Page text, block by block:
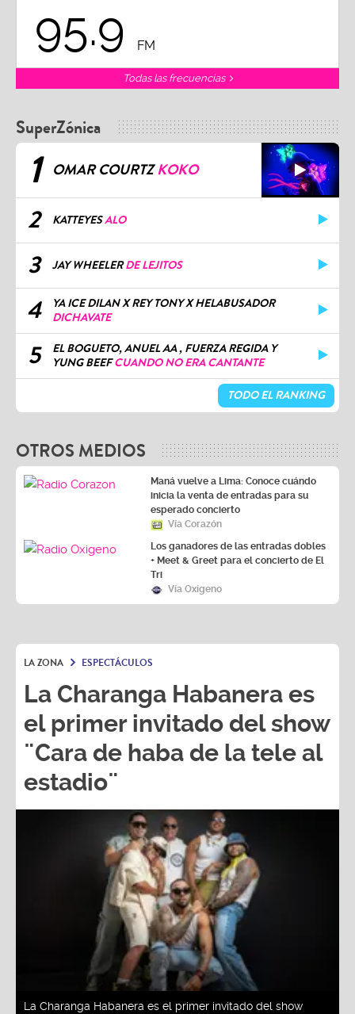
95.9 FM
Todas las frecuencias
SuperZónica
1 OMAR COURTZKOKO
2 KATTEYESALO
3 JAY WHEELERDE LEJITOS
4
YA ICE DILAN X REY TONY X HELABUSADOR
DICHAVATE
5
EL BOGUETO, ANUEL AA , FUERZA REGIDA Y
YUNG BEEFCUANDO NO ERA CANTANTE
TODO EL RANKING
OTROS MEDIOS
Maná vuelve a Lima: Conoce cuándo
inicia la venta de entradas para su
esperado concierto
Vía Corazón
Los ganadores de las entradas dobles
+ Meet & Greet para el concierto de El
Tri
Vía Oxígeno
LA ZONA ESPECTÁCULOS
La Charanga Habanera es
el primer invitado del show
¨Cara de haba de la tele al
estadio¨
La Charanga Habanera es el primer invitado del show